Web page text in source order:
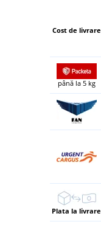
Cost de livrare
până la 5 kg
Plata la livrare